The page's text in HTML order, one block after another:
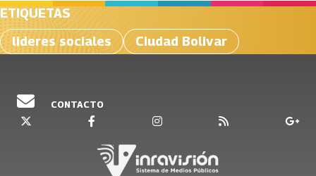
ETIQUETAS
lideres sociales
Ciudad Bolivar
CONTACTO